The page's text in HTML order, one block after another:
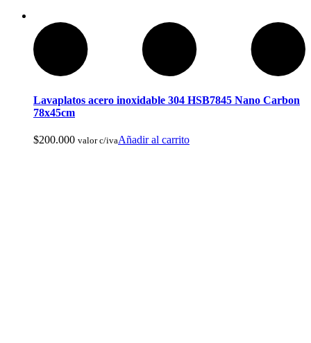
Arcos y Ballestas
Lavaplatos acero inoxidable 304 HSB7845 Nano Carbon
78x45cm
$200.000 valor c/ivaAñadir al carrito